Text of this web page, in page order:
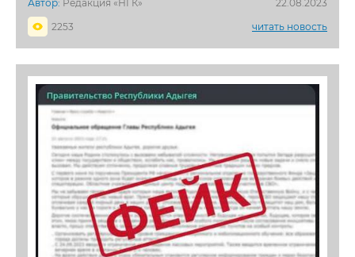
Автор: Редакция «НГК»
22.08.2023
2253
читать новость